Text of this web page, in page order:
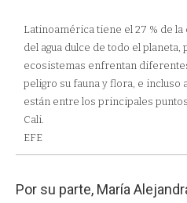
Latinoamérica tiene el 27 % de la
del agua dulce de todo el planeta,
ecosistemas enfrentan
peligro su fauna y flora, e incluso
están entre los principales
Cali.
EFE
Por su parte, María